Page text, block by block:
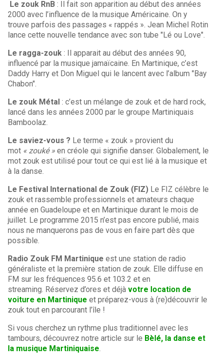
Le zouk RnB : Il fait son apparition au début des années
2000 avec l’influence de la musique Américaine. On y
trouve parfois des passages « rappés ». Jean Michel Rotin
lance cette nouvelle tendance avec son tube "Lé ou Love".
Le ragga-zouk : Il apparait au début des années 90,
influencé par la musique jamaïcaine. En Martinique, c’est
Daddy Harry et Don Miguel qui le lancent avec l’album "Bay
Chabon".
Le zouk Métal : c’est un mélange de zouk et de hard rock,
lancé dans les années 2000 par le groupe Martiniquais
Bamboolaz.
Le saviez-vous ? Le terme « zouk » provient du
mot « zouké » en créole qui signifie danser. Globalement, le
mot zouk est utilisé pour tout ce qui est lié à la musique et
à la danse.
Le Festival International de Zouk (FIZ) Le FIZ célèbre le
zouk et rassemble professionnels et amateurs chaque
année en Guadeloupe et en Martinique durant le mois de
juillet. Le programme 2015 n’est pas encore publié, mais
nous ne manquerons pas de vous en faire part dès que
possible.
Radio Zouk FM Martinique est une station de radio
généraliste et la première station de zouk. Elle diffuse en
FM sur les fréquences 95.6 et 103.2 et en
streaming. Réservez d’ores et déjà votre location de
voiture en Martinique et préparez-vous à (re)découvrir le
zouk tout en parcourant l’île !
Si vous cherchez un rythme plus traditionnel avec les
tambours, découvrez notre article sur le Bèlé, la danse et
la musique Martiniquaise.